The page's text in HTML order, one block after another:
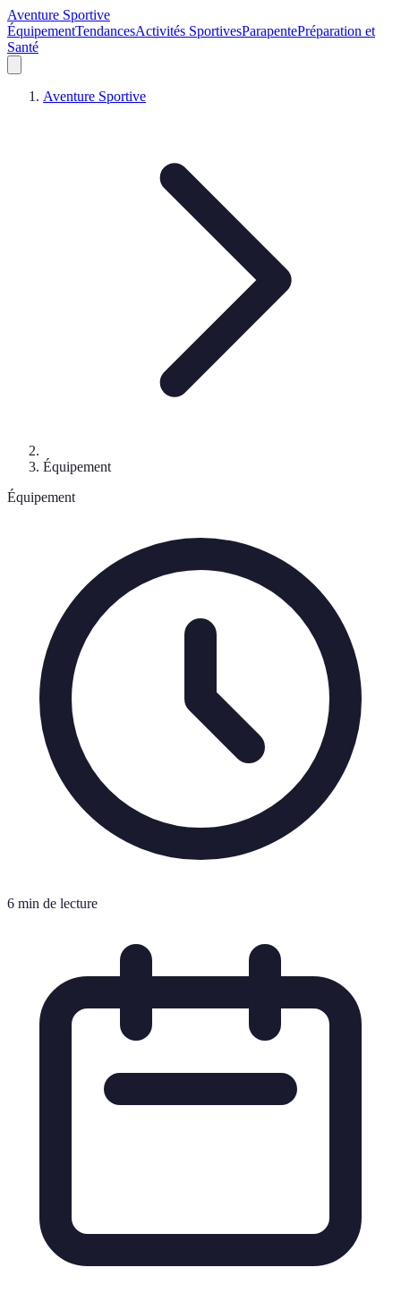
Aventure Sportive
ÉquipementTendancesActivités SportivesParapentePréparation et
Santé
Aventure Sportive
Équipement
Équipement
6 min de lecture